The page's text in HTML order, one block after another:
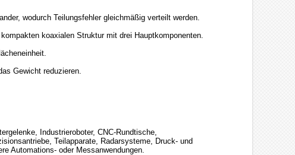
wodurch Teilungsfehler gleichmäßig verteilt werden.
koaxialen Struktur mit drei Hauptkomponenten.
Gewicht reduzieren.
Industrieroboter, CNC-Rundtische,
Teilapparate, Radarsysteme, Druck- und
Automations- oder Messanwendungen.